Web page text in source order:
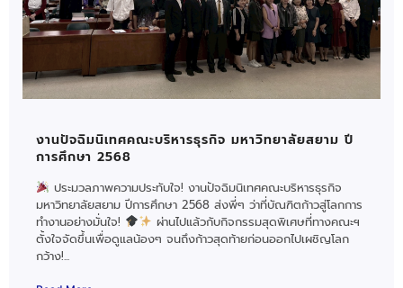
งานปัจฉิมนิเทศคณะบริหารธุรกิจ มหาวิทยาลัยสยาม ปี
การศึกษา 2568
ประมวลภาพความประทับใจ! งานปัจฉิมนิเทศคณะบริหารธุรกิจ
มหาวิทยาลัยสยาม ปีการศึกษา 2568 ส่งพี่ๆ ว่าที่บัณฑิตก้าวสู่โลกการ
ทำงานอย่างมั่นใจ!
ผ่านไปแล้วกับกิจกรรมสุดพิเศษที่ทางคณะฯ
ตั้งใจจัดขึ้นเพื่อดูแลน้องๆ จนถึงก้าวสุดท้ายก่อนออกไปเผชิญโลก
กว้าง!...